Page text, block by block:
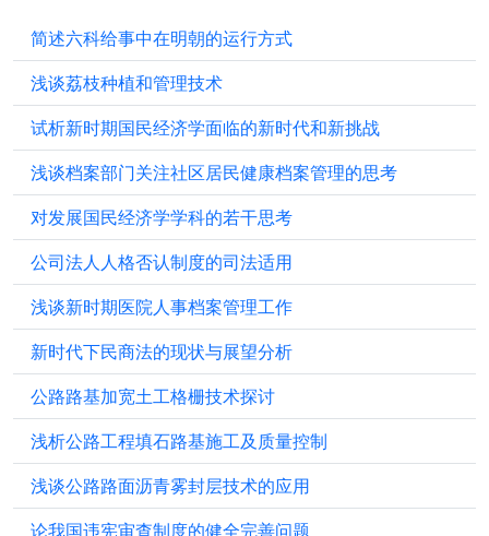
简述六科给事中在明朝的运行方式
浅谈荔枝种植和管理技术
试析新时期国民经济学面临的新时代和新挑战
浅谈档案部门关注社区居民健康档案管理的思考
对发展国民经济学学科的若干思考
公司法人人格否认制度的司法适用
浅谈新时期医院人事档案管理工作
新时代下民商法的现状与展望分析
公路路基加宽土工格栅技术探讨
浅析公路工程填石路基施工及质量控制
浅谈公路路面沥青雾封层技术的应用
论我国违宪审查制度的健全完善问题